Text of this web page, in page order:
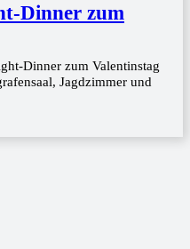
Dinner zum
Dinner zum Valentinstag
Jagdzimmer und